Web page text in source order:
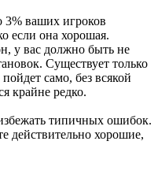
3% ваших игроков
если она хорошая.
у вас должно быть не
Существует только
само, без всякой
крайне редко.
типичных ошибок.
действительно хорошие,